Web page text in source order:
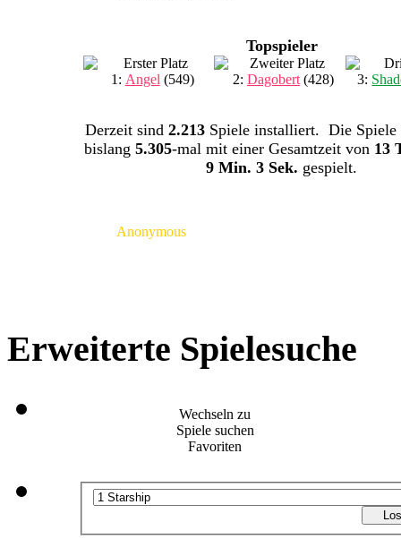
Topspieler
1: Angel (549) 2:Dagobert (428) 3:
Derzeit sind 2.213Spiele installiert. Die Spiele
bislang 5.305-mal mit einer Gesamtzeit von 13
9 Min. 3 Sek. gespielt.
Anonymous
Erweiterte Spielesuche
Wechseln zu
Spiele suchen
Favoriten